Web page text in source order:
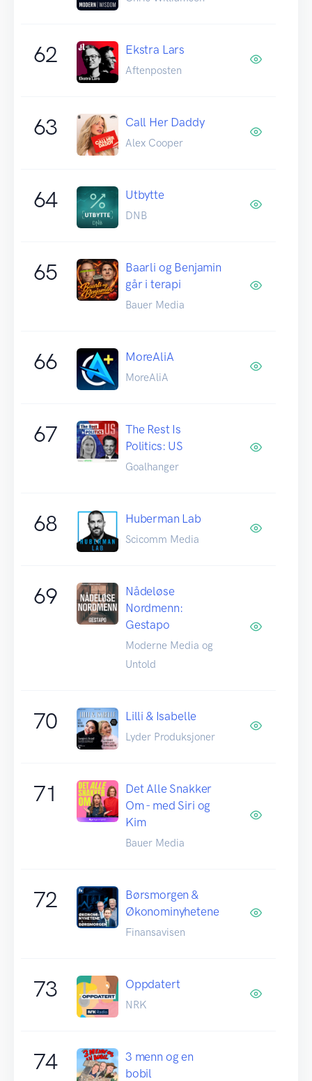
62 Ekstra Lars
Aftenposten
63 Call Her Daddy
Alex Cooper
64 Utbytte
DNB
65
Baarli og Benjamin
går i terapi
Bauer Media
66 MoreAliA
MoreAliA
67
The Rest Is
Politics: US
Goalhanger
68 Huberman Lab
Scicomm Media
69
Nådeløse
Nordmenn:
Gestapo
Moderne Media og
Untold
70 Lilli & Isabelle
Lyder Produksjoner
71
Det Alle Snakker
Om - med Siri og
Kim
Bauer Media
72
Børsmorgen &
Økonominyhetene
Finansavisen
73 Oppdatert
NRK
74
3 menn og en
bobil